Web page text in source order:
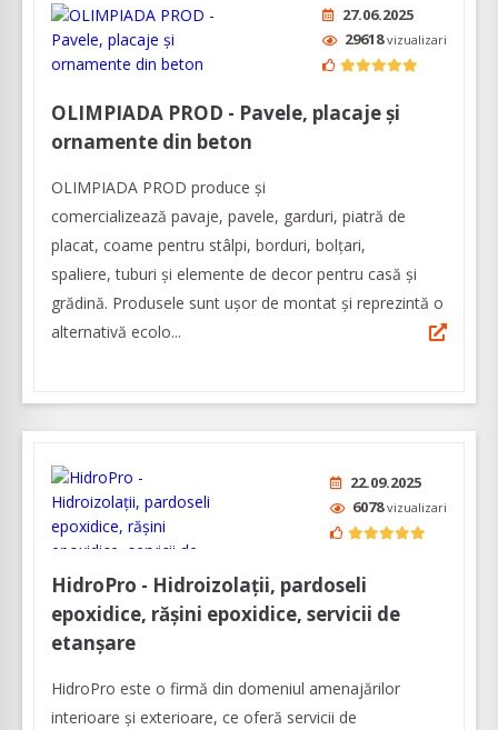
27.06.2025
29618vizualizari
OLIMPIADA PROD - Pavele, placaje și
ornamente din beton
OLIMPIADA PROD produce și
comercializează pavaje, pavele, garduri, piatră de
placat, coame pentru stâlpi, borduri, bolțari,
spaliere, tuburi și elemente de decor pentru casă și
grădină. Produsele sunt ușor de montat și reprezintă o
alternativă ecolo...
22.09.2025
6078vizualizari
HidroPro - Hidroizolații, pardoseli
epoxidice, rășini epoxidice, servicii de
etanșare
HidroPro este o firmă din domeniul amenajărilor
interioare şi exterioare, ce oferă servicii de